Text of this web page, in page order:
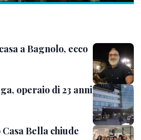
a Bagnolo, ecco
operaio di 23 anni
Bella chiude